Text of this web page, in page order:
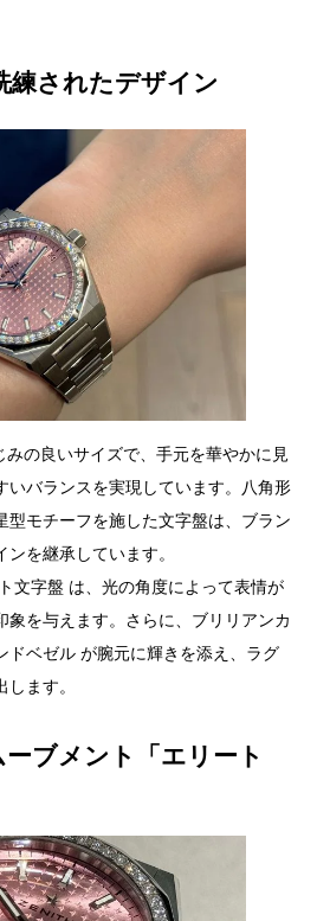
練されたデザイン
の良いサイズで、手元を華やかに見
いバランスを実現しています。八角形
型モチーフを施した文字盤は、ブラン
ンを継承しています。
文字盤 は、光の角度によって表情が
象を与えます。さらに、ブリリアンカ
ドベゼル が腕元に輝きを添え、ラグ
ます。
ブメント「エリート